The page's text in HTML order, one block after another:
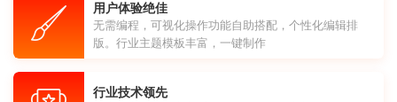
用户体验绝佳
无需编程，可视化操作功能自助搭配，个性化编辑排
版。行业主题模板丰富，一键制作
行业技术领先